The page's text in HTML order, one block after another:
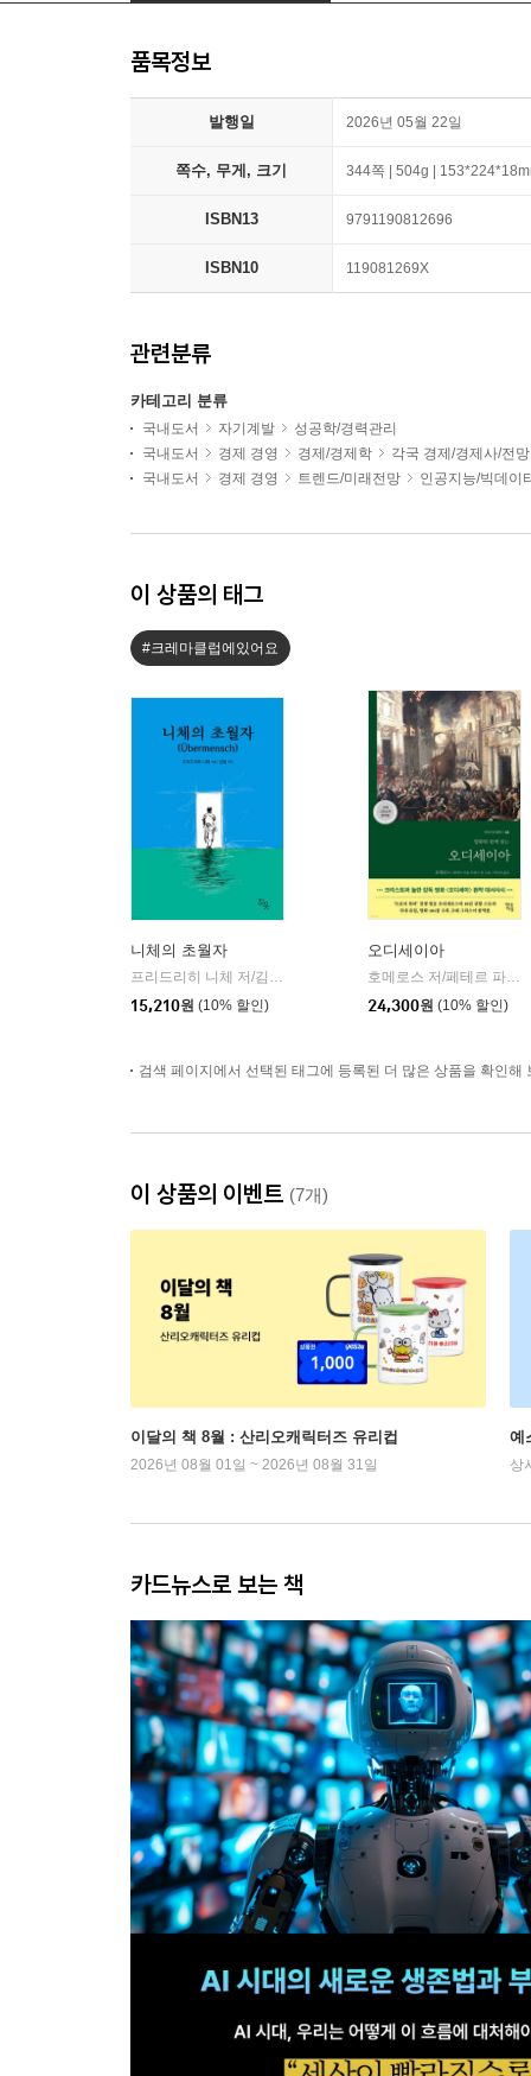
품목정보
발행일 2026년 05월 22일
쪽수, 무게, 크기 344쪽 | 504g |
ISBN13 9791190812696
ISBN10 119081269X
관련분류
카테고리 분류
국내도서 자기계발
성공학/경력관리
국내도서
경제 경영 경제/경제학
각국 경제/경제사/전망
국내도서
경제 경영 트렌드/미래전망 인공지능/빅데이
이 상품의 태그
#크레마클럽에있어요
니체의 초월자
프리드리히 니체 저/김철 편역
15,210원 (10% 할인)
오디세이아
호메로스 저/페테르 파울 루벤스 그림/박문재 역
24,300원 (10% 할인)
검색 페이지에서 선택된 태그에 등록된 더 많은 상품을 확인해
이 상품의 이벤트 (7개)
이달의 책 8월 : 산리오캐릭터즈 유리컵
2026년 08월 01일 ~ 2026년 08월 31일
예
상
카드뉴스로 보는 책